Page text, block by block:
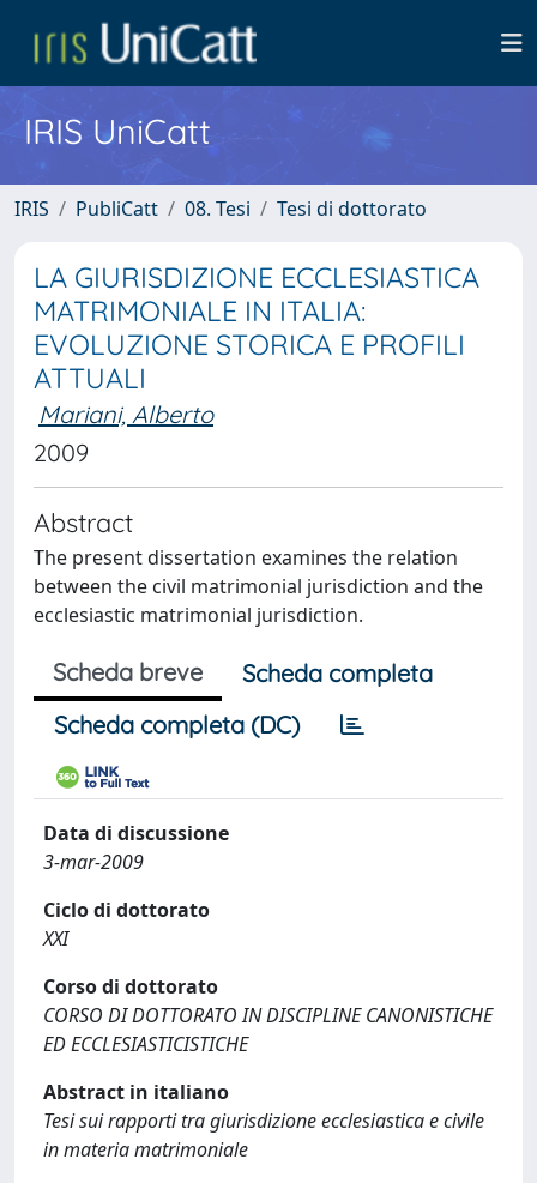
IRIS UniCatt
IRIS PubliCatt 08. Tesi Tesi di dottorato
LA GIURISDIZIONE ECCLESIASTICA
MATRIMONIALE IN ITALIA:
EVOLUZIONE STORICA E PROFILI
ATTUALI
Mariani, Alberto
2009
Abstract
The present dissertation examines the relation
between the civil matrimonial jurisdiction and the
ecclesiastic matrimonial jurisdiction.
Scheda breve
Scheda completa
Scheda completa (DC)
Data di discussione
3-mar-2009
Ciclo di dottorato
XXI
Corso di dottorato
CORSO DI DOTTORATO IN DISCIPLINE CANONISTICHE
ED ECCLESIASTICISTICHE
Abstract in italiano
Tesi sui rapporti tra giurisdizione ecclesiastica e civile
in materia matrimoniale